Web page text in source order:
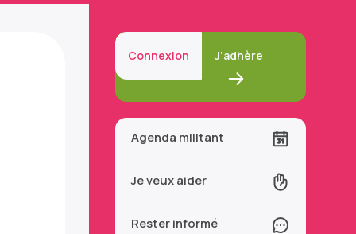
Connexion J’adhère
Agenda militant
Je veux aider
Rester informé